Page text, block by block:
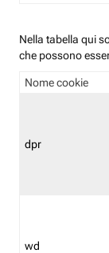
Nella tabella qui
che possono
Nome cookie
dpr
wd